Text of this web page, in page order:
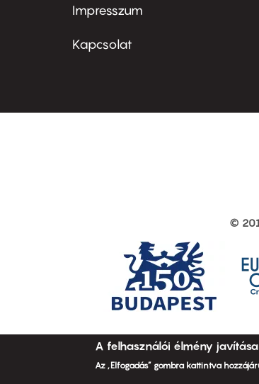
Footer
menu
Impresszum
Kapcsolat
other
©
A felhasználói élmény
Az „Elfogadás” gombra kattintva